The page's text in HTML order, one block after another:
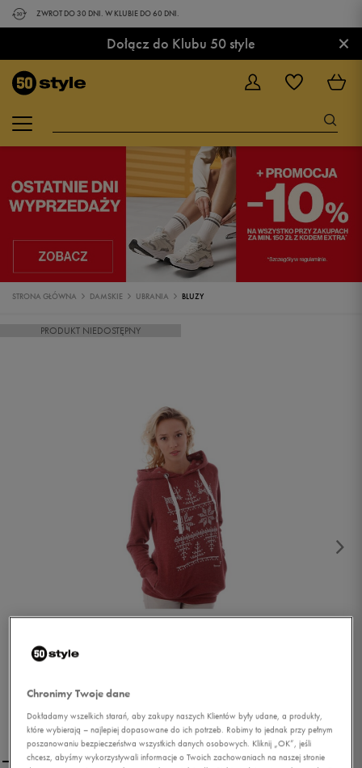
ZWROT DO 30 DNI. W KLUBIE DO 60 DNI.
Dołącz do Klubu 50 style ×
STRONA GŁÓWNA DAMSKIE UBRANIA BLUZY
PRODUKT NIEDOSTĘPNY
Chronimy Twoje dane
Dokładamy wszelkich starań, aby zakupy naszych Klientów były udane, a produkty,
które wybierają – najlepiej dopasowane do ich potrzeb. Robimy to jednak przy pełnym
poszanowaniu bezpieczeństwa wszystkich danych osobowych. Kliknij „OK”, jeśli
chcesz, abyśmy wykorzystywali informacje o Twoich zachowaniach na naszej stronie